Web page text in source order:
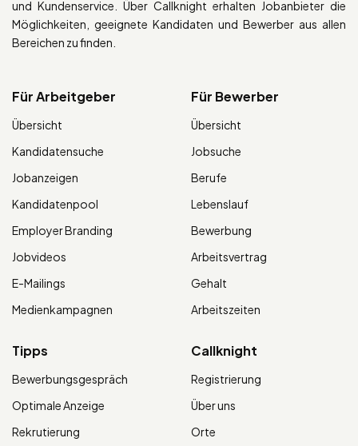
und Kundenservice. Über Callknight erhalten Jobanbieter die
Möglichkeiten, geeignete Kandidaten und Bewerber aus allen
Bereichen zu finden.
Für Arbeitgeber
Übersicht
Kandidatensuche
Jobanzeigen
Kandidatenpool
Employer Branding
Jobvideos
E-Mailings
Medienkampagnen
Für Bewerber
Übersicht
Jobsuche
Berufe
Lebenslauf
Bewerbung
Arbeitsvertrag
Gehalt
Arbeitszeiten
Tipps
Bewerbungsgespräch
Optimale Anzeige
Rekrutierung
Callknight
Registrierung
Über uns
Orte